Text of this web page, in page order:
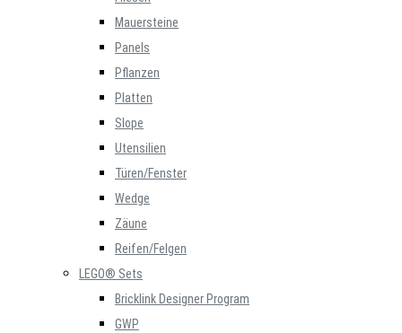
Mauersteine
Panels
Pflanzen
Platten
Slope
Utensilien
Türen/Fenster
Wedge
Zäune
Reifen/Felgen
LEGO® Sets
Bricklink Designer Program
GWP